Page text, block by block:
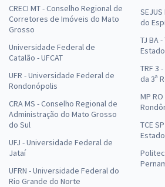
CRECI MT - Conselho Regional de
Corretores de Imóveis do Mato
Grosso
Universidade Federal de
Catalão - UFCAT
UFR - Universidade Federal de
Rondonópolis
CRA MS - Conselho Regional de
Administração do Mato Grosso
do Sul
UFJ - Universidade Federal de
Jataí
UFRN - Universidade Federal do
Rio Grande do Norte
do
TJ BA
TRF 3
da 3ª
MP
TCE